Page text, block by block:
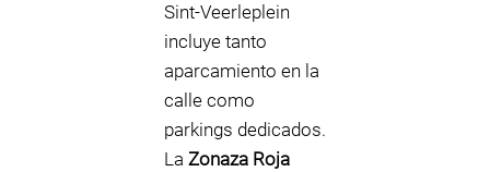
Sint-Veerleplein
incluye tanto
aparcamiento en la
calle como
parkings dedicados.
La Zonaza Roja